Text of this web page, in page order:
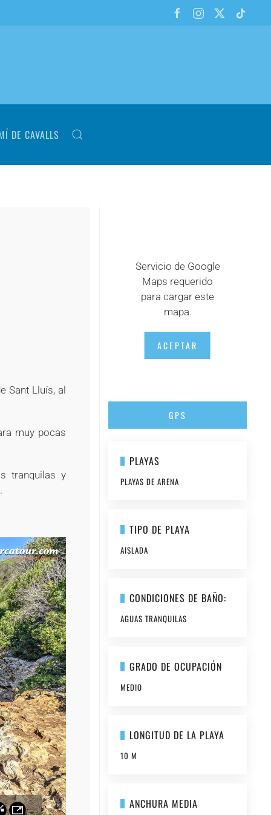
DE CAVALLS
Sant Lluís, al
muy pocas
tranquilas y
Servicio de Google
Maps requerido
para cargar este
mapa.
ACEPTAR
GPS
PLAYAS
PLAYAS DE ARENA
TIPO DE PLAYA
AISLADA
CONDICIONES DE BAÑO:
AGUAS TRANQUILAS
GRADO DE OCUPACIÓN
MEDIO
LONGITUD DE LA PLAYA
10 M
ANCHURA MEDIA